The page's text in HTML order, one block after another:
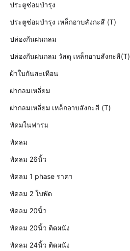
ประตูซ่อมบำรุง
ประตูซ่อมบำรุง เหล็กอาบสังกะสี (T)
ปล่องกันฝนกลม
ปล่องกันฝนกลม วัสดุ เหล็กอาบสังกะสี(T)
ผ้าใบกันสะเทือน
ฝากลมเหลี่ยม
ฝากลมเหลี่ยม เหล็กอาบสังกะสี (T)
พัดมในฟารม
พัดลม
พัดลม 26นิ้ว
พัดลม 1 phase ราคา
พัดลม 2 ใบพัด
พัดลม 20นิ้ว
พัดลม 20นิ้ว ติดผนัง
พัดลม 24นิ้ว ติดผนัง